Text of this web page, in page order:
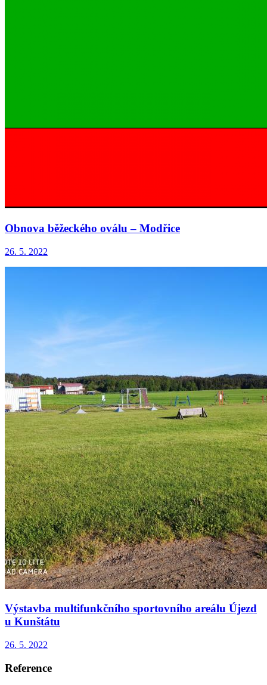
Obnova běžeckého oválu – Modřice
26. 5. 2022
Výstavba multifunkčního sportovního areálu Újezd
u Kunštátu
26. 5. 2022
Reference